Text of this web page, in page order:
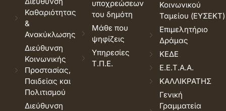
Καθαριότητας
&
Ανακύκλωσης
Διεύθυνση
Κοινωνικής
Προστασίας,
Παιδείας και
Πολιτισμού
Διεύθυνση
υποχρεώσεων
του δημότη
Μάθε που
ψηφίζεις
Υπηρεσίες
Τ.Π.Ε.
Κοινωνικού
Ταμείου (ΕΥΣΕΚΤ)
Επιμελητήριο
Δράμας
ΚΕΔΕ
Ε.Ε.Τ.Α.Α.
ΚΑΛΛΙΚΡΑΤΗΣ
Γενική
Γραμματεία